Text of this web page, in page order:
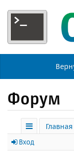
Форум
с
Главная
Вход